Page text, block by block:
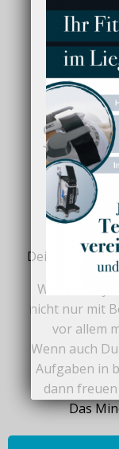
und
Dein neuer
Wer bei City
nicht nur mit
vor allem
Wenn auch
Aufgaben in
dann
Das